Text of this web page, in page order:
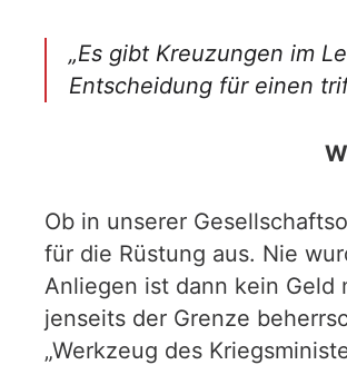
„Es gibt Kreuzungen im
Entscheidung für einen
Ob in unserer
für die Rüstung aus. Nie
Anliegen ist dann kein Geld
jenseits der Grenze
„Werkzeug des